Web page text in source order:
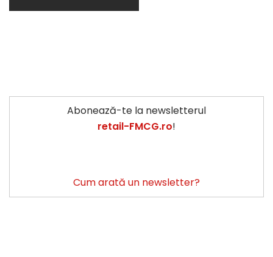
Abonează-te la newsletterul
retail-FMCG.ro!
Cum arată un newsletter?